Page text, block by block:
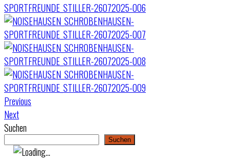
Previous
Next
Suchen
Suchen